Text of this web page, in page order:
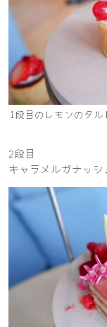
1段目のレモンのタ
2段目
キャラメルガナッ